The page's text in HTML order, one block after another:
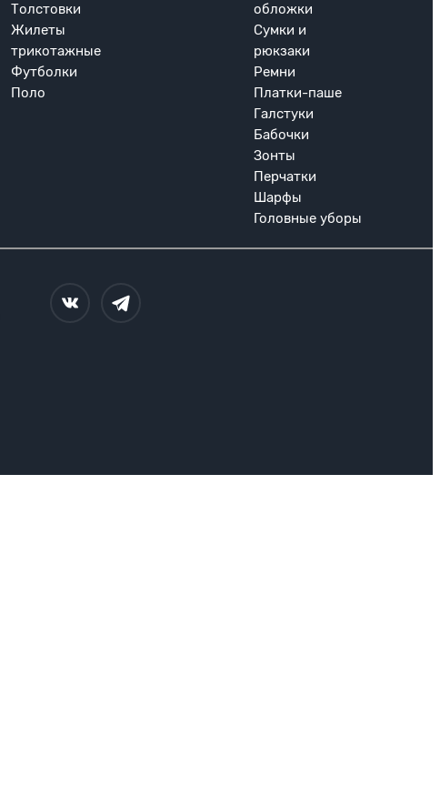
Толстовки
Жилеты
трикотажные
Футболки
Поло
обложки
Сумки и
рюкзаки
Ремни
Платки-паше
Галстуки
Бабочки
Зонты
Перчатки
Шарфы
Головные уборы